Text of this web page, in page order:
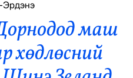
Булан
Эрдэнэ
маш
хөдлөсний